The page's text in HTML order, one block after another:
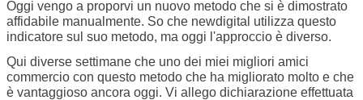
Oggi vengo a proporvi un nuovo metodo che si è dimostrato
affidabile manualmente. So che newdigital utilizza questo
indicatore sul suo metodo, ma oggi l'approccio è diverso.
Qui diverse settimane che uno dei miei migliori amici
commercio con questo metodo che ha migliorato molto e che
è vantaggioso ancora oggi. Vi allego dichiarazione effettuata